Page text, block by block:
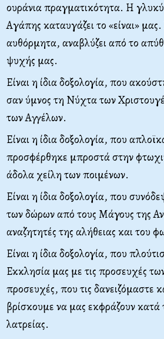
ουράνια πραγματικότητα. Η
Αγάπης καταυγάζει το «είναι»
αυθόρμητα, αναβλύζει από το
ψυχής μας.
Είναι η ίδια δοξολογία, που
σαν ύμνος τη Νύχτα των
των Αγγέλων.
Είναι η ίδια δοξολογία, που
προσφέρθηκε μπροστά στην
άδολα χείλη των ποιμένων.
Είναι η ίδια δοξολογία, που
των δώρων από τους Μάγους της
αναζητητές της αλήθειας και του
Είναι η ίδια δοξολογία, που
Εκκλησία μας με τις προσευχές
προσευχές, που τις δανειζόμαστε
βρίσκουμε να μας εκφράζουν κατά
λατρείας.